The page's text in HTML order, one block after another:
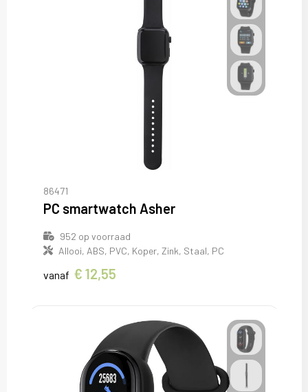
86471
PC smartwatch Asher
952 op voorraad
Allooi, ABS, PVC, Koper, Zink, Staal, PC
vanaf € 12,55